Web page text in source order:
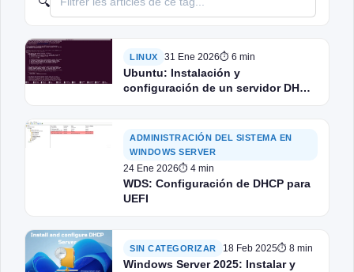
LINUX 31 Ene 2026⏱ 6 min
Ubuntu: Instalación y
configuración de un servidor DHCP
ADMINISTRACIÓN DEL SISTEMA EN
WINDOWS SERVER
24 Ene 2026⏱ 4 min
WDS: Configuración de DHCP para
UEFI
SIN CATEGORIZAR 18 Feb 2025⏱ 8 min
Windows Server 2025: Instalar y